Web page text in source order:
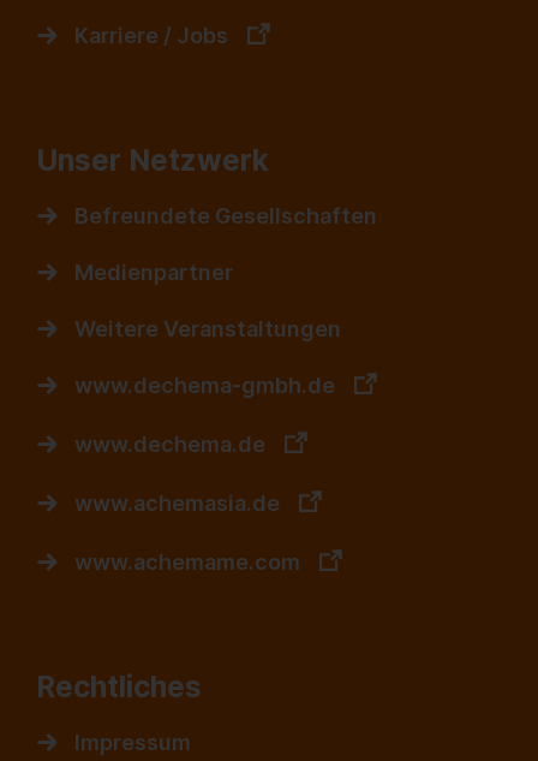
Karriere / Jobs
Unser Netzwerk
Befreundete Gesellschaften
Medienpartner
Weitere Veranstaltungen
www.dechema-gmbh.de
www.dechema.de
www.achemasia.de
www.achemame.com
Rechtliches
Impressum